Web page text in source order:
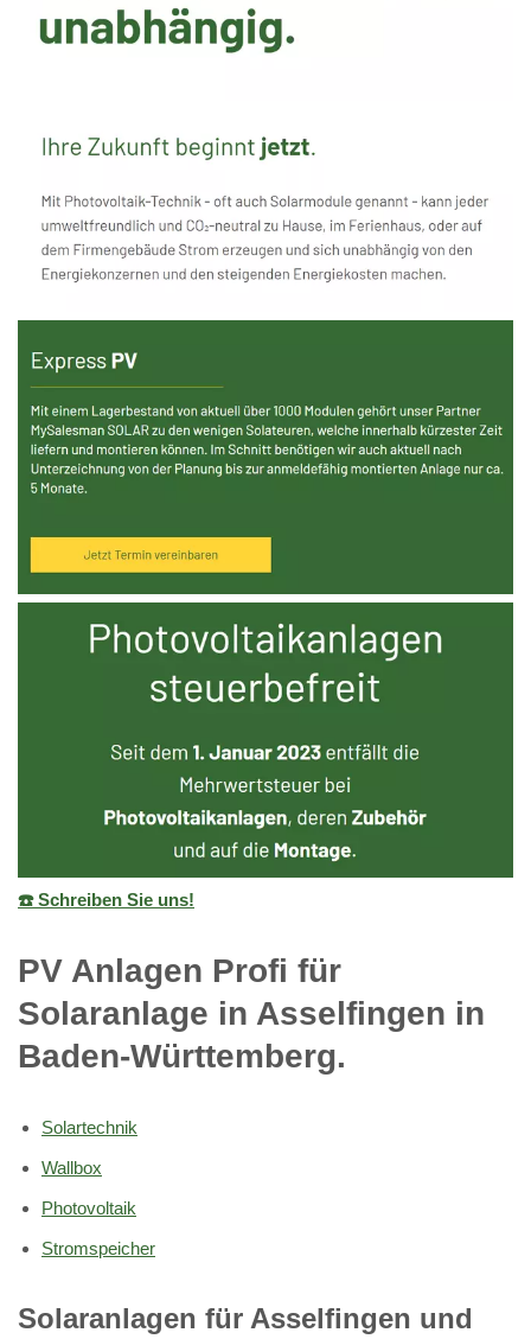
☎️ Schreiben Sie uns!
PV Anlagen Profi für
Solaranlage in Asselfingen in
Baden-Württemberg.
Solartechnik
Wallbox
Photovoltaik
Stromspeicher
Solaranlagen für Asselfingen und